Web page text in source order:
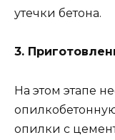
утечки бетона.
3.
На этом этапе
опилки с